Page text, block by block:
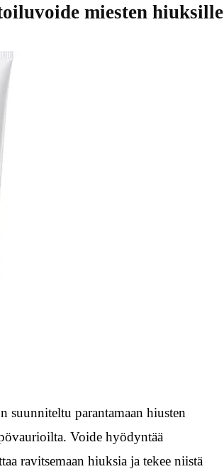
miesten hiuksille
suunniteltu parantamaan hiusten
Voide hyödyntää
ravitsemaan hiuksia ja tekee niistä